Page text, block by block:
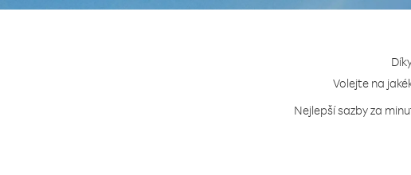
Volejte na
Nejlepší sazby za